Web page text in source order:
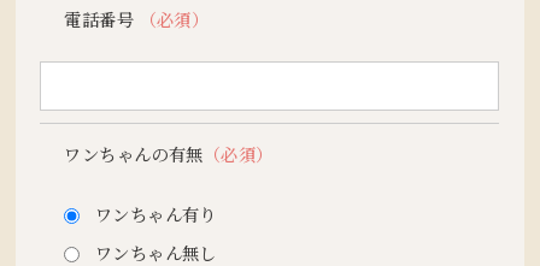
電話番号 （必須）
ワンちゃんの有無 （必須）
ワンちゃん有り
ワンちゃん無し